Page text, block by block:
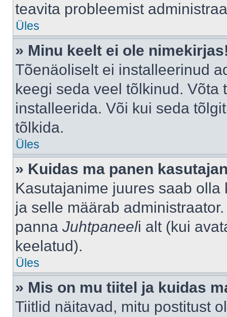
teavita probleemist
Üles
» Minu keelt ei ole
Tõenäoliselt ei installeerinud
keegi seda veel tõlkinud.
installeerida. Või kui seda
tõlkida.
Üles
» Kuidas ma panen
Kasutajanime juures saab
ja selle määrab
panna Juhtpaneeli alt (kui
keelatud).
Üles
» Mis on mu tiitel ja kuidas
Tiitlid näitavad, mitu postitust